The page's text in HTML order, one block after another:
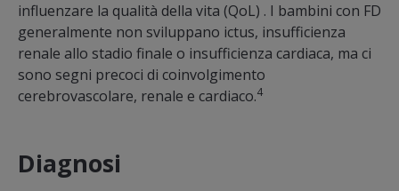
influenzare la qualità della vita (QoL) . I bambini con FD
generalmente non sviluppano ictus, insufficienza
renale allo stadio finale o insufficienza cardiaca, ma ci
sono segni precoci di coinvolgimento
cerebrovascolare, renale e cardiaco.4
Diagnosi